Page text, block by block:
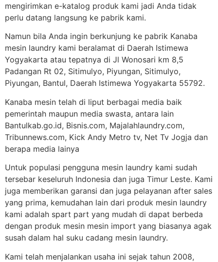
mengirimkan e-katalog produk kami jadi Anda tidak
perlu datang langsung ke pabrik kami.
Namun bila Anda ingin berkunjung ke pabrik Kanaba
mesin laundry kami beralamat di Daerah Istimewa
Yogyakarta atau tepatnya di Jl Wonosari km 8,5
Padangan Rt 02, Sitimulyo, Piyungan, Sitimulyo,
Piyungan, Bantul, Daerah Istimewa Yogyakarta 55792.
Kanaba mesin telah di liput berbagai media baik
pemerintah maupun media swasta, antara lain
Bantulkab.go.id, Bisnis.com, Majalahlaundry.com,
Tribunnews.com, Kick Andy Metro tv, Net Tv Jogja dan
berapa media lainya
Untuk populasi pengguna mesin laundry kami sudah
tersebar keseluruh Indonesia dan juga Timur Leste. Kami
juga memberikan garansi dan juga pelayanan after sales
yang prima, kemudahan lain dari produk mesin laundry
kami adalah spart part yang mudah di dapat berbeda
dengan produk mesin mesin import yang biasanya agak
susah dalam hal suku cadang mesin laundry.
Kami telah menjalankan usaha ini sejak tahun 2008,